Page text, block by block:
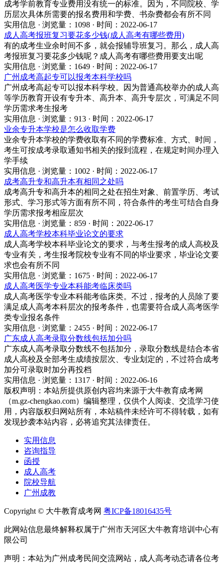
成考学前教育专业费用没有统一的标准。因为，不同院校、学
历层次具体所需要的报名费用和学费、书杂费都会有所不同
实用信息 · 浏览量：1098 · 时间：2022-06-17
成人高考报班复习要花多少钱(成人高考有哪些费用)
有的成考生业余时间不多，就会报辅导班复习。那么，成人高
考报班复习要花多少钱呢？成人高考有哪些费用要支出呢
实用信息 · 浏览量：1649 · 时间：2022-06-17
广州成考高起专可以报考本科学校吗
广州成考高起专可以报本科学校。因为普通高校举办的成人高
等学历教育开设有专升本、高升本、高升专层次，可满足不同
学历需求考生报考
实用信息 · 浏览量：913 · 时间：2022-06-17
业余专升本学校是怎么收取学费
业余专升本学校的学费收取有不同的学费标准、方式、时间，
考生可按成考录取通知书相关的报到流程，在规定时间办理入
学手续
实用信息 · 浏览量：1002 · 时间：2022-06-17
成考高升专和高升本有相同之处吗
成考高升专和高升本的相同之处在招生对象、前置学历、考试
形式、学习形式等方面有所不同，符合条件的考生可结合自身
学历需求报考相应层次
实用信息 · 浏览量：859 · 时间：2022-06-17
成人高考学校本科毕业论文的要求
成人高考学校本科毕业论文的要求，与考生报考的成人高校及
专业有关，考生报考院校专业有不同的毕业要求，毕业论文要
求也会有所不同
实用信息 · 浏览量：1675 · 时间：2022-06-17
成人高考医学专业本科能考临床类吗
成人高考医学专业本科能考临床类。不过，报考的人员除了要
满足成人高考本科层次的报考条件，也需要符合成人高考医学
类专业报名条件
实用信息 · 浏览量：2455 · 时间：2022-06-17
广东成人高考录取分数线包括加分吗
广东成人高考录取分数线不包括加分，录取分数线是结合本省
成人高校及全部考生成绩按层次、专业划定的，不过符合成考
加分可录取时加分再投档
实用信息 · 浏览量：1317 · 时间：2022-06-16
版权声明： 本站所提供原创内容均来源于大牛教育成考网
（m.gz-chengkao.com）编辑整理，仅供个人阅读、交流学习使
用，内容版权归网站所有，本站稿件未经许可不得转载，如有
发现抄袭本站内容，必将追究其法律责任。
实用信息
咨询指导
函授
成人高考
院校导航
广州成教
Copyright © 大牛教育成考网 粤ICP备18016435号
此网站信息最终解释权属于广州市天河区大牛教育培训中心有
限公司
声明：本站为广州成考民间交流网站，成人高考动态请各位考